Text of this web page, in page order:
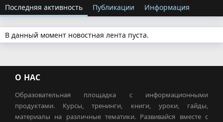
Последняя активность Публикации Информация
В данный момент новостная лента пуста.
О НАС
Образовательная площадка с информационными
продуктами. Курсы, тренинги, книги, уроки, гайды,
материалы на различные тематики. Развивайся вместе с